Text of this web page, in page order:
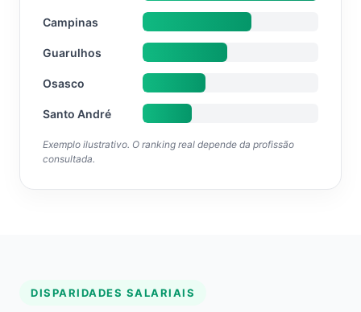
Campinas
Guarulhos
Osasco
Santo André
Exemplo ilustrativo. O ranking real depende da profissão
consultada.
DISPARIDADES SALARIAIS